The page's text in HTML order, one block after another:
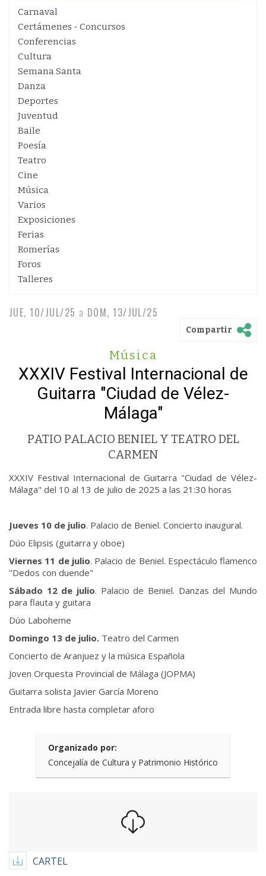
Carnaval
Certámenes - Concursos
Conferencias
Cultura
Semana Santa
Danza
Deportes
Juventud
Baile
Poesía
Teatro
Cine
Música
Varios
Exposiciones
Ferias
Romerías
Foros
Talleres
JUE, 10/JUL/25 a DOM, 13/JUL/25
Compartir
Música
XXXIV Festival Internacional de
Guitarra "Ciudad de Vélez-
Málaga"
PATIO PALACIO BENIEL Y TEATRO DEL
CARMEN
XXXIV Festival Internacional de Guitarra "Ciudad de Vélez-
Málaga" del 10 al 13 de julio de 2025 a las 21:30 horas
Jueves 10 de julio. Palacio de Beniel. Concierto inaugural.
Dúo Elipsis (guitarra y oboe)
Viernes 11 de julio. Palacio de Beniel. Espectáculo flamenco
"Dedos con duende"
Sábado 12 de julio. Palacio de Beniel. Danzas del Mundo
para flauta y guitara
Dúo Laboheme
Domingo 13 de julio. Teatro del Carmen
Concierto de Aranjuez y la música Española
Joven Orquesta Provincial de Málaga (JOPMA)
Guitarra solista Javier García Moreno
Entrada libre hasta completar aforo
Organizado por:
Concejalía de Cultura y Patrimonio Histórico
CARTEL